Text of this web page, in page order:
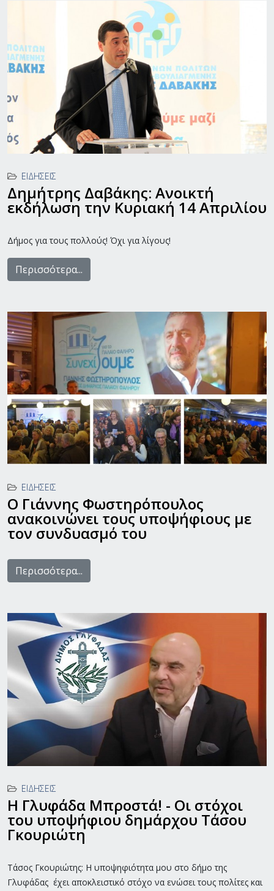
ΕΙΔΉΣΕΙΣ
Δημήτρης Δαβάκης: Ανοικτή
εκδήλωση την Κυριακή 14 Απριλίου
Δήμος για τους πολλούς! Όχι για λίγους!
Περισσότερα...
ΕΙΔΉΣΕΙΣ
Ο Γιάννης Φωστηρόπουλος
ανακοινώνει τους υποψήφιους με
τον συνδυασμό του
Περισσότερα...
ΕΙΔΉΣΕΙΣ
Η Γλυφάδα Μπροστά! - Οι στόχοι
του υποψήφιου δημάρχου Τάσου
Γκουριώτη
Τάσος Γκουριώτης: Η υποψηφιότητα μου στο δήμο της
Γλυφάδας έχει αποκλειστικό στόχο να ενώσει τους πολίτες και